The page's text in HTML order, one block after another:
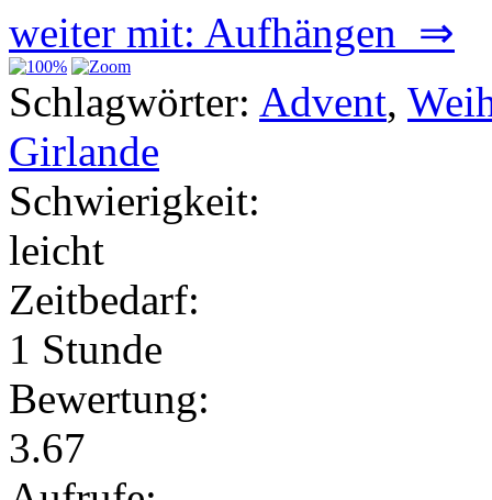
weiter mit: Aufhängen ⇒
Schlagwörter: Advent,
Girlande
Schwierigkeit:
leicht
Zeitbedarf:
1 Stunde
Bewertung:
3.67